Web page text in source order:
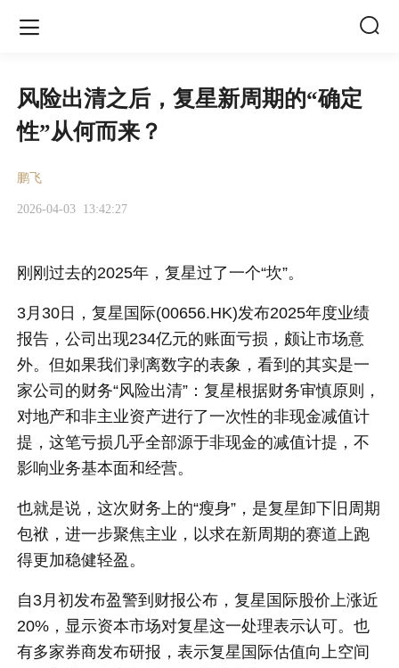
 
风险出清之后，复星新周期的“确定
性”从何而来？
鹏飞
2026-04-03 13:42:27
刚刚过去的2025年，复星过了一个“坎”。
3月30日，复星国际(00656.HK)发布2025年度业绩
报告，公司出现234亿元的账面亏损，颇让市场意
外。但如果我们剥离数字的表象，看到的其实是一
家公司的财务“风险出清”：复星根据财务审慎原则，
对地产和非主业资产进行了一次性的非现金减值计
提，这笔亏损几乎全部源于非现金的减值计提，不
影响业务基本面和经营。
也就是说，这次财务上的“瘦身”，是复星卸下旧周期
包袱，进一步聚焦主业，以求在新周期的赛道上跑
得更加稳健轻盈。
自3月初发布盈警到财报公布，复星国际股价上涨近
20%，显示资本市场对复星这一处理表示认可。也
有多家券商发布研报，表示复星国际估值向上空间